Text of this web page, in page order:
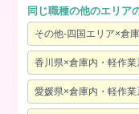
同じ職種の他のエリア
その他-四国エリア×倉
香川県×倉庫内・軽作
愛媛県×倉庫内・軽作